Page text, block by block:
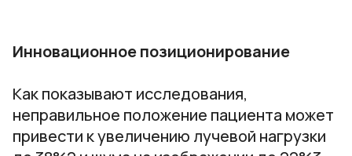
Инновационное позиционирование
Как показывают исследования,
неправильное положение пациента может
привести к увеличению лучевой нагрузки